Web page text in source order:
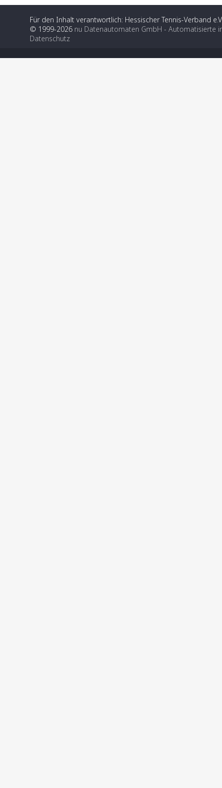
Für den Inhalt verantwortlich: Hessischer Tennis-Verband
© 1999-2026 nu Datenautomaten GmbH - Automatisierte
Datenschutz